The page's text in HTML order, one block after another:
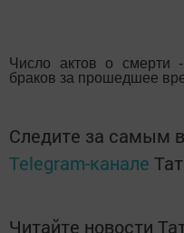
Число актов о смерти
браков за прошедшее
Следите за самым
Telegram-канале
Читайте новости